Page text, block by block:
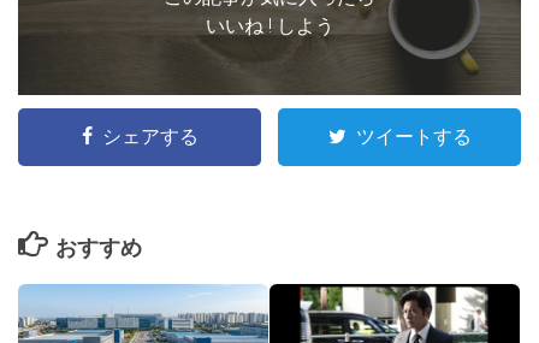
いいね ! しよう
シェアする ツイートする
おすすめ